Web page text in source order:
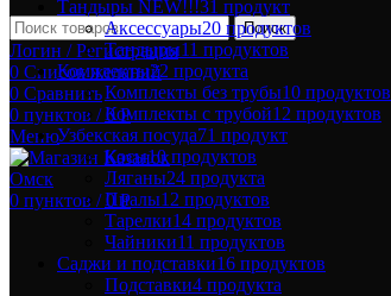
Поиск
Логин / Регистрация
0 Список желаний
0 Сравнить
0 пунктов / 0Р
Меню
0 пунктов / 0Р
Тандыры NEW!!!31 продукт
Аксессуары20 продуктов
Тандыры11 продуктов
Комплекты22 продукта
Комплекты без трубы10 продуктов
Комплекты с трубой12 продуктов
Узбекская посуда71 продукт
Косы10 продуктов
Ляганы24 продукта
Пиалы12 продуктов
Тарелки14 продуктов
Чайники11 продуктов
Саджи и подставки16 продуктов
Подставки4 продукта